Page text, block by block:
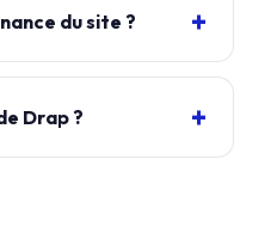
du site ?
Drap ?